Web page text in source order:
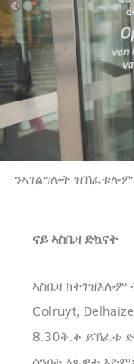
ንኣገልግሎት
ናይ ኣስቤዛ ድኳናት
ኣስቤዛ ክትገዝእሎም
Colruyt,
8.30ቅ.ቀ ይኽፈቱ